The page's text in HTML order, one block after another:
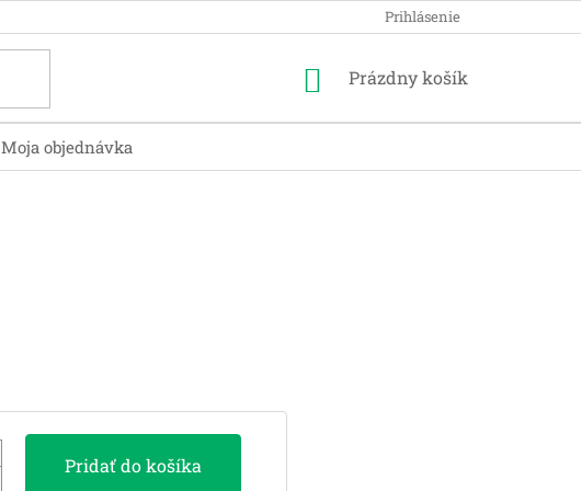
Prihlásenie
Nákupný
Prázdny košík
Moja objednávka
Pridať do košíka